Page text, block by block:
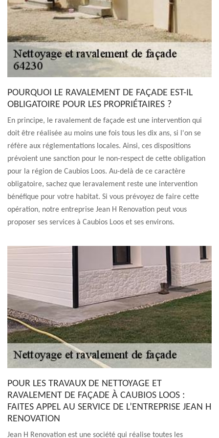
POURQUOI LE RAVALEMENT DE FAÇADE EST-IL
OBLIGATOIRE POUR LES PROPRIÉTAIRES ?
En principe, le ravalement de façade est une intervention qui
doit être réalisée au moins une fois tous les dix ans, si l'on se
réfère aux réglementations locales. Ainsi, ces dispositions
prévoient une sanction pour le non-respect de cette obligation
pour la région de Caubios Loos. Au-delà de ce caractère
obligatoire, sachez que leravalement reste une intervention
bénéfique pour votre habitat. Si vous prévoyez de faire cette
opération, notre entreprise Jean H Renovation peut vous
proposer ses services à Caubios Loos et ses environs.
POUR LES TRAVAUX DE NETTOYAGE ET
RAVALEMENT DE FAÇADE À CAUBIOS LOOS :
FAITES APPEL AU SERVICE DE L’ENTREPRISE JEAN H
RENOVATION
Jean H Renovation est une société qui réalise toutes les